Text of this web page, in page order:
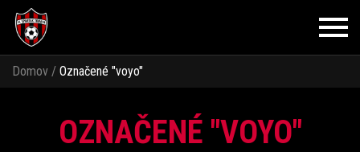
Domov / Označené "voyo"
OZNAČENÉ "VOYO"